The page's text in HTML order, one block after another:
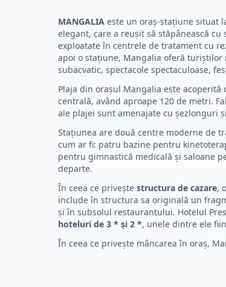
MANGALIA este un oraș-stațiune situat
elegant, care a reușit să stăpânească
exploatate în centrele de tratament cu
apoi o stațiune, Mangalia oferă
subacvatic, spectacole spectaculoase,
Plaja din orașul Mangalia este
centrală, având aproape 120 de metri.
ale plajei sunt amenajate cu șezlonguri
Stațiunea are două centre moderne de
cum ar fi: patru bazine pentru
pentru gimnastică medicală și saloane
departe.
În ceea ce privește structura de cazare,
include în structura sa originală un
și în subsolul restaurantului. Hotelul
hoteluri de 3 * și 2 *, unele dintre ele
În ceea ce privește mâncarea în oraș,